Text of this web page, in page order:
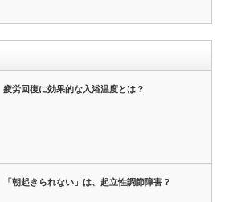
疲労回復に効果的な入浴温度とは？
「朝起きられない」は、起立性調節障害？